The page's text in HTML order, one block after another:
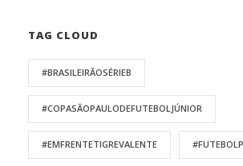
TAG CLOUD
#BRASILEIRÃOSÉRIEB
#COPASÃOPAULODEFUTEBOLJÚNIOR
#EMFRENTETIGREVALENTE